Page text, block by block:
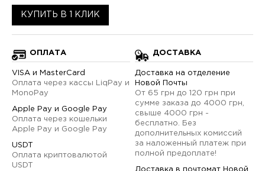
КУПИТЬ В 1 КЛИК
ОПЛАТА
VISA и MasterCard
Оплата через кассы LiqPay и
MonoPay
Apple Pay и Google Pay
Оплата через кошельки
Apple Pay и Google Pay
USDT
Оплата криптовалютой
USDT
ДОСТАВКА
Доставка на отделение
Новой Почты
От 65 грн до 120 грн при
сумме заказа до 4000 грн,
свыше 4000 грн -
бесплатно. Без
дополнительных комиссий
за наложенный платеж при
полной предоплате!
Доставка в почтомат Новой